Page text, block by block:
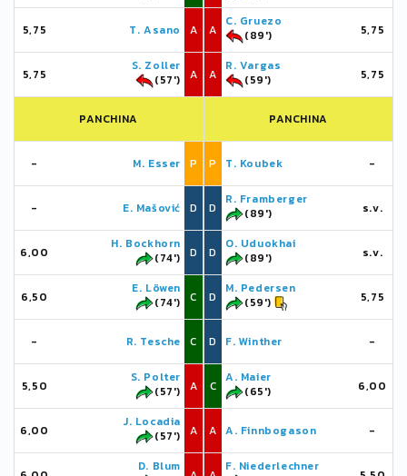
5,75 T. Asano A
5,75
S. Zoller
(57')
A
PANCHINA
- M. Esser P
- E. Mašović D
6,00
H. Bockhorn
(74')
D
6,50
E. Löwen
(74')
C
- R. Tesche C
5,50
S. Polter
(57')
A
6,00
J. Locadia
(57')
A
D. Blum
A
C. Gruezo
(89')
5,75
A
R. Vargas
(59')
5,75
PANCHINA
P T. Koubek -
D
R. Framberger
(89')
s.v.
D
O. Uduokhai
(89')
s.v.
D
M. Pedersen
(59')
5,75
D F. Winther -
C
A. Maier
(65')
6,00
A A. Finnbogason -
F. Niederlechner